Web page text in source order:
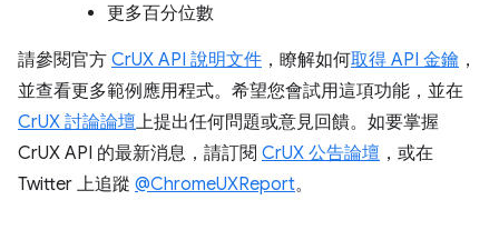
更多百分位數
請參閱官方 CrUX API 說明文件 ，瞭解如何取得 API 金鑰 ，
並查看更多範例應用程式。希望您會試用這項功能，並在
CrUX 討論論壇上提出任何問題或意見回饋。如要掌握
CrUX API 的最新消息，請訂閱 CrUX 公告論壇 ，或在
Twitter 上追蹤 @ChromeUXReport。